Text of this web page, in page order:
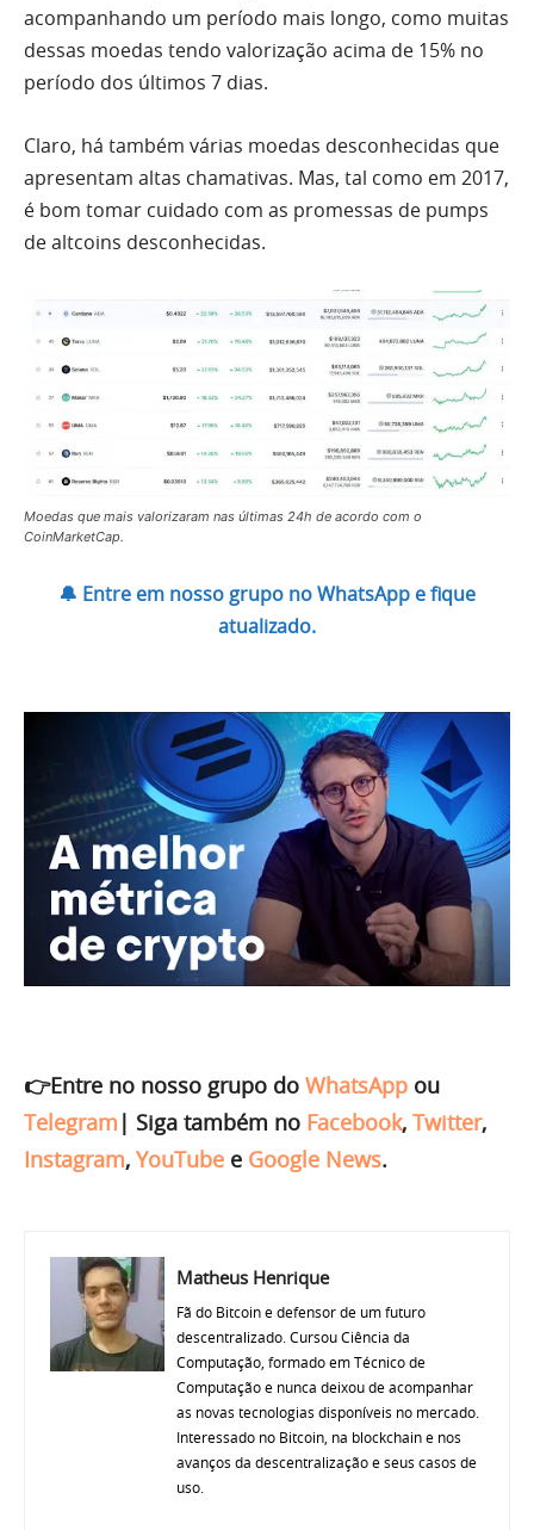
acompanhando um período mais longo, como muitas
dessas moedas tendo valorização acima de 15% no
período dos últimos 7 dias.
Claro, há também várias moedas desconhecidas que
apresentam altas chamativas. Mas, tal como em 2017,
é bom tomar cuidado com as promessas de pumps
de altcoins desconhecidas.
Moedas que mais valorizaram nas últimas 24h de acordo com o
CoinMarketCap.
🔔 Entre em nosso grupo no WhatsApp e fique
atualizado.
👉Entre no nosso grupo do WhatsApp ou
Telegram | Siga também no Facebook, Twitter,
Instagram, YouTube e Google News.
Matheus Henrique
Fã do Bitcoin e defensor de um futuro
descentralizado. Cursou Ciência da
Computação, formado em Técnico de
Computação e nunca deixou de acompanhar
as novas tecnologias disponíveis no mercado.
Interessado no Bitcoin, na blockchain e nos
avanços da descentralização e seus casos de
uso.